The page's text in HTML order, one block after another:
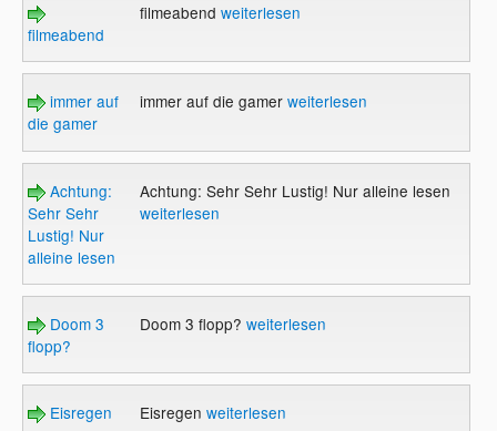
filmeabend
filmeabend weiterlesen
immer auf
die gamer
immer auf die gamer weiterlesen
Achtung:
Sehr Sehr
Lustig! Nur
alleine lesen
Achtung: Sehr Sehr Lustig! Nur alleine lesen
weiterlesen
Doom 3
flopp?
Doom 3 flopp? weiterlesen
Eisregen Eisregen weiterlesen